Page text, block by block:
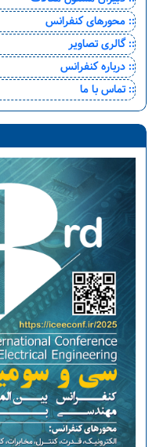
:: محورهای کنفرانس
:: گالری تصاویر
:: درباره کنفرانس
:: تماس با ما